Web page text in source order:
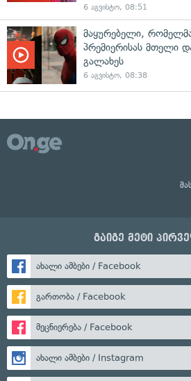
6 აგვისტო, 08:51
მაყურებელი,
პრემიერისას მთელი
გალახეს
6 აგვისტო, 08:38
გაიგე მეტი
ახალი ამბები / Facebook
გართობა / Facebook
მეცნიერება / Facebook
ახალი ამბები / Instagram